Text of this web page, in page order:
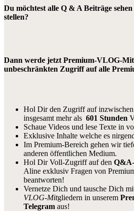
Du möchtest alle Q & A Beiträge
stellen?
Dann werde jetzt Premium-VLOG-
unbeschränkten Zugriff auf alle
Hol Dir den Zugriff auf inzwischen
insgesamt mehr als 601 Stunden
Schaue Videos und lese Texte in
Exklusive Inhalte welche es
Im Premium-Bereich gehen wir
anderen öffentlichen Medium.
Hol Dir Voll-Zugriff auf den
Aline exklusiv Fragen von
beantworten!
Vernetze Dich und tausche Dich
VLOG-Mitgliedern in unserem
Telegram aus!